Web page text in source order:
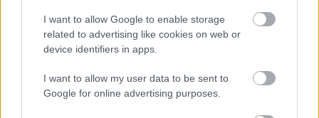
I want to allow Google to enable storage
related to advertising like cookies on web or
device identifiers in apps.
I want to allow my user data to be sent to
Google for online advertising purposes.
Numero di telefono